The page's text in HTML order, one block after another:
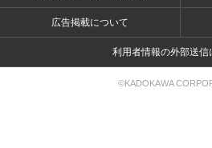
広告掲載について
利用者情報の外部送信
©KADOKAWA